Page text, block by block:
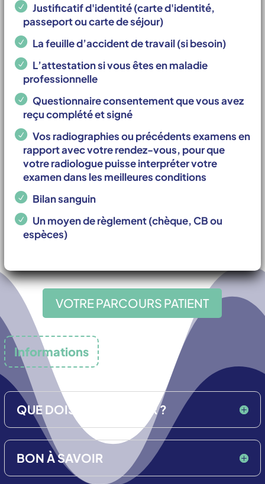
Justificatif d'identité (carte d'identité,
passeport ou carte de séjour)
La feuille d’accident de travail (si besoin)
L’attestation si vous êtes en maladie
professionnelle
Questionnaire consentement que vous avez
reçu complété et signé
Vos radiographies ou précédents examens en
rapport avec votre rendez-vous, pour que
votre radiologue puisse interpréter votre
examen dans les meilleures conditions
Bilan sanguin
Un moyen de règlement (chèque, CB ou
espèces)
VOTRE PARCOURS PATIENT
Informations
QUE DOIS-JE PRÉPARER ?
BON À SAVOIR